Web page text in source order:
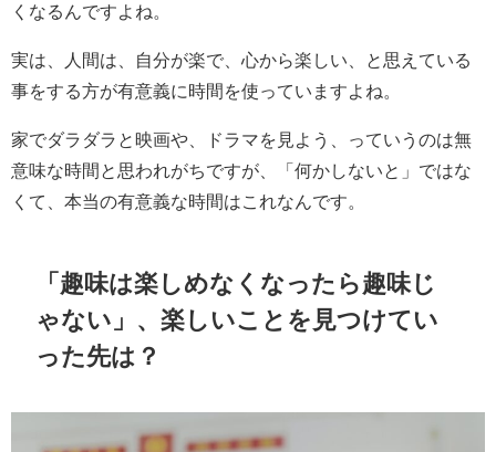
くなるんですよね。
実は、人間は、自分が楽で、心から楽しい、と思えている
事をする方が有意義に時間を使っていますよね。
家でダラダラと映画や、ドラマを見よう、っていうのは無
意味な時間と思われがちですが、「何かしないと」ではな
くて、本当の有意義な時間はこれなんです。
「趣味は楽しめなくなったら趣味じ
ゃない」、楽しいことを見つけてい
った先は？